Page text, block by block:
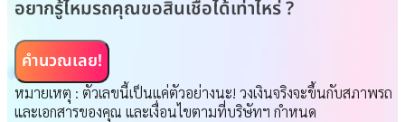
อยากรู้ไหมรถคุณขอสินเชื่อได้เท่าไหร่ ?
คำนวณเลย!
หมายเหตุ : ตัวเลขนี้เป็นแค่ตัวอย่างนะ! วงเงินจริงจะขึ้นกับสภาพรถ
และเอกสารของคุณ และเงื่อนไขตามที่บริษัทฯ กำหนด